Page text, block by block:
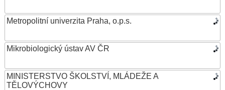
Metropolitní univerzita Praha, o.p.s.
Mikrobiologický ústav AV ČR
MINISTERSTVO ŠKOLSTVÍ, MLÁDEŽE A
TĚLOVÝCHOVY